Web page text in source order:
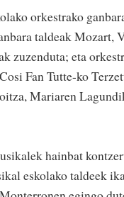
orkestrako
taldeak
zuzenduta; eta
Fan Tutte-ko
Mariaren
hainbat
eskolako taldeek